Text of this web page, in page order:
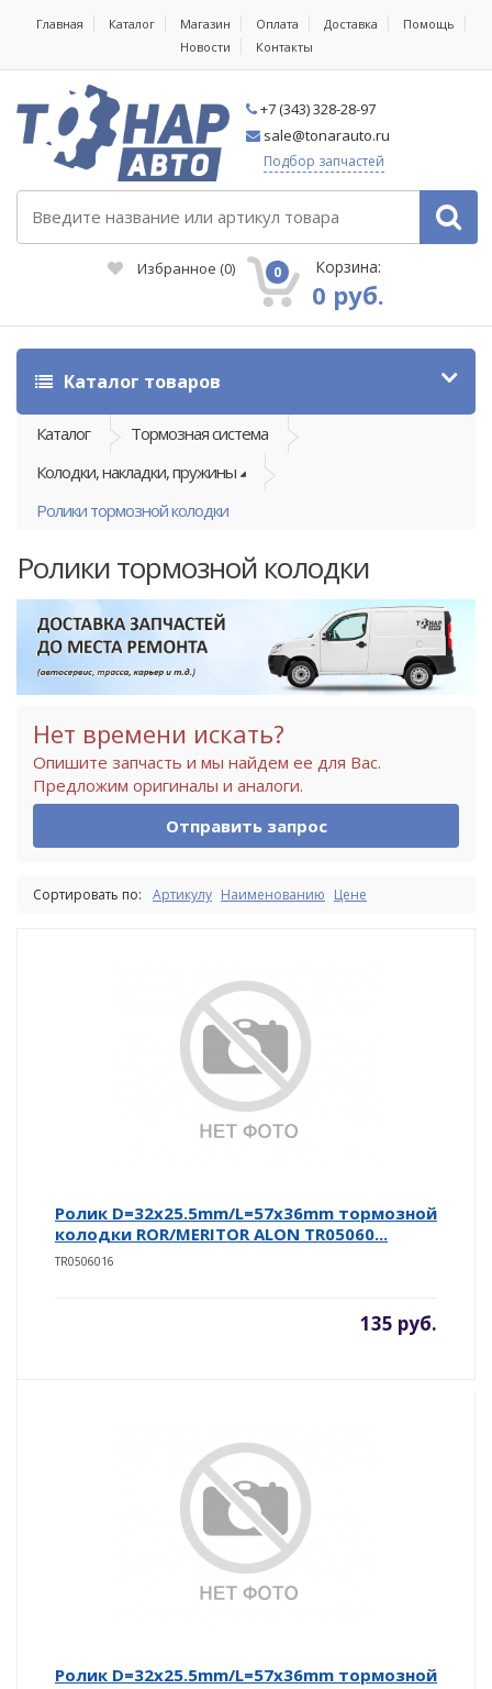
Главная Каталог Магазин Оплата Доставка
Помощь
Новости
Контакты
+7 (343) 328-28-97
sale@tonarauto.ru
Подбор запчастей
Избранное (0) 0 Корзина:
0 руб.
Каталог товаров
Каталог
Тормозная система
Колодки, накладки, пружины
Ролики тормозной колодки
Ролики тормозной колодки
Нет времени искать?
Опишите запчасть и мы найдем ее для Вас.
Предложим оригиналы и аналоги.
Отправить запрос
Сортировать по: Артикулу Наименованию Цене
Ролик D=32x25.5mm/L=57x36mm тормозной
колодки ROR/MERITOR ALON TR05060...
TR0506016
135 руб.
Ролик D=32x25.5mm/L=57x36mm тормозной